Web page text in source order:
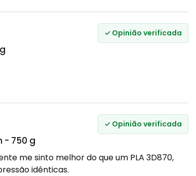
✓ Opinião verificada
- 750 g
✓ Opinião verificada
me sinto melhor do que um PLA 3D870,
idênticas.